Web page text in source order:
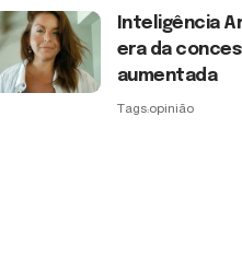
Inteligência
era da
aumentada
Tags:opinião